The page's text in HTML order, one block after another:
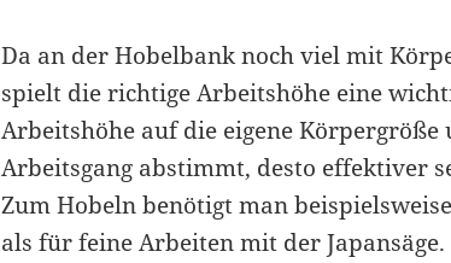
Da an der Hobelbank noch viel mit
spielt die richtige Arbeitshöhe eine
Arbeitshöhe auf die eigene Körpergröße
Arbeitsgang abstimmt, desto effektiver
Zum Hobeln benötigt man
als für feine Arbeiten mit der